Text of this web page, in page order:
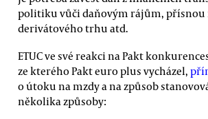
politiku vůči daňovým rájům, přísnou
derivátového trhu atd.
ETUC ve své reakci na Pakt
ze kterého Pakt euro plus vycházel,
o útoku na mzdy a na způsob
několika způsoby: